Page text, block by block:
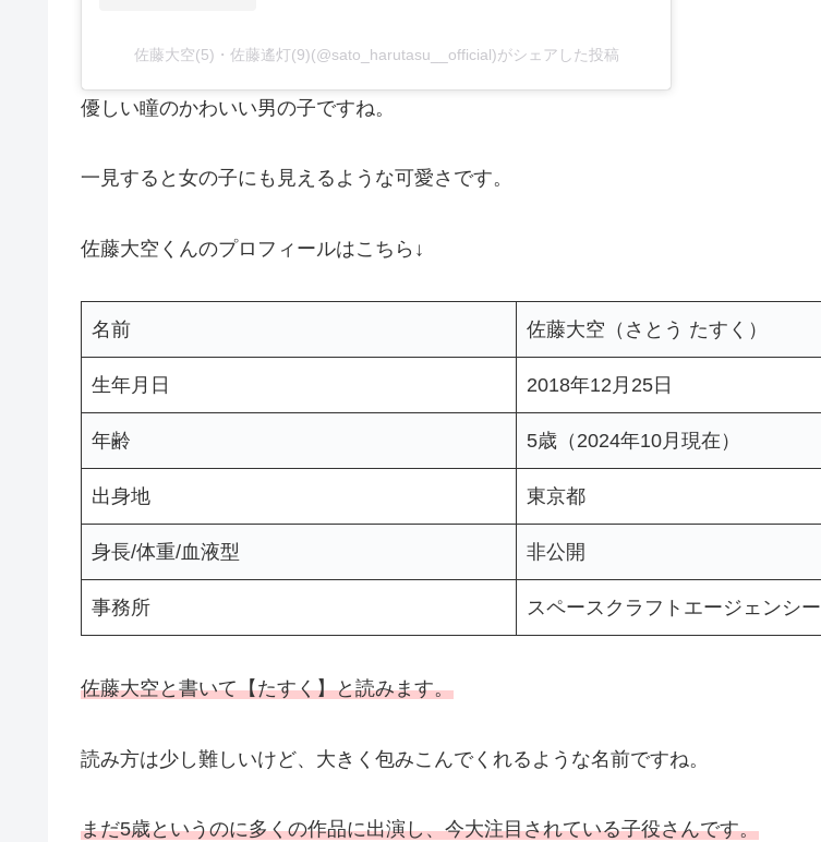
佐藤大空(5)・佐藤遙灯(9)(@sato_harutasu__official)がシェアした投稿
優しい瞳のかわいい男の子ですね。
一見すると女の子にも見えるような可愛さです。
佐藤大空くんのプロフィールはこちら↓
名前 佐藤大空（さとう たすく）
生年月日 2018年12月25日
年齢 5歳（2024年10月現在）
出身地 東京都
身長/体重/血液型 非公開
事務所 スペースクラフトエージェンシー
佐藤大空と書いて【たすく】と読みます。
読み方は少し難しいけど、大きく包みこんでくれるような名前ですね。
まだ5歳というのに多くの作品に出演し、今大注目されている子役さんです。